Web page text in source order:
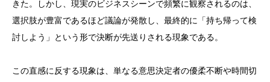
きた。しかし、現実のビジネスシーンで頻繁に観察されるのは、
選択肢が豊富であるほど議論が発散し、最終的に「持ち帰って検
討しよう」という形で決断が先送りされる現象である。
この直感に反する現象は、単なる意思決定者の優柔不断や時間切